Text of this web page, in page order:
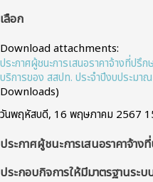
เลือก
Download attachments:
ประกาศผู้ชนะการเสนอราคาจ้างที่ปรึ
บริการของ สสปท. ประจำปีงบประมา
Downloads)
วันพฤหัสบดี, 16 พฤษภาคม 2567
ประกาศผู้ชนะการเสนอราคาจ้าง
ประกอบกิจการให้มีมาตรฐานระ